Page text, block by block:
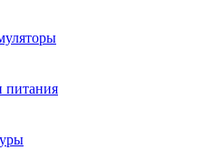
питания